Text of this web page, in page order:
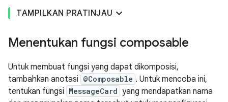
TAMPILKAN PRATINJAU
Menentukan fungsi composable
Untuk membuat fungsi yang dapat dikomposisi,
tambahkan anotasi @Composable . Untuk mencoba ini,
tentukan fungsi MessageCard yang mendapatkan nama